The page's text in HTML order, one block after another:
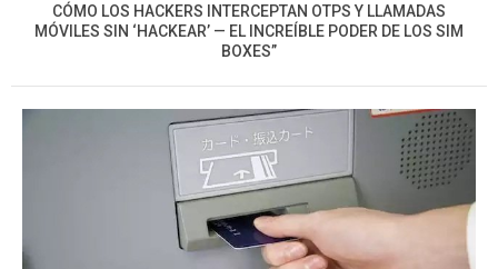
CÓMO LOS HACKERS INTERCEPTAN OTPS Y LLAMADAS
MÓVILES SIN ‘HACKEAR’ — EL INCREÍBLE PODER DE LOS SIM
BOXES”